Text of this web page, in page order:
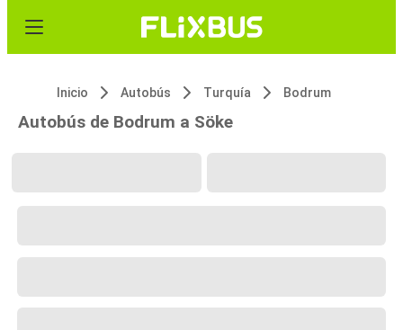
Inicio Autobús Turquía Bodrum
Autobús de Bodrum a Söke